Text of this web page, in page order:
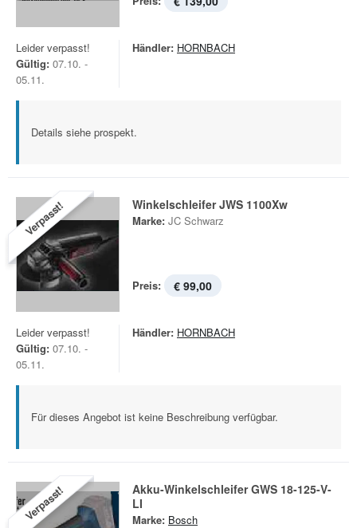
Leider verpasst!
Gültig: 07.10. -
05.11.
Händler: HORNBACH
Details siehe prospekt.
Verpasst! Winkelschleifer JWS 1100Xw
Marke: JC Schwarz
Preis: € 99,00
Leider verpasst!
Gültig: 07.10. -
05.11.
Händler: HORNBACH
Für dieses Angebot ist keine Beschreibung verfügbar.
Verpasst!
Akku-Winkelschleifer GWS 18-125-V-
LI
Marke: Bosch